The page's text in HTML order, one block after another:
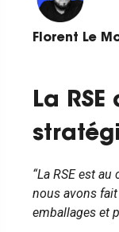
Florent Le
La
“La RSE est
nous avons
emballages et